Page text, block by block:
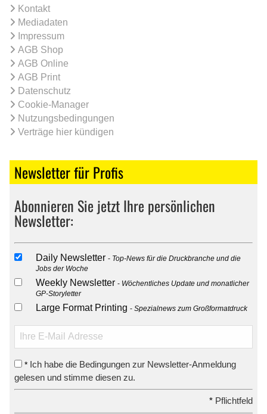
Kontakt
Mediadaten
Impressum
AGB Shop
AGB Online
AGB Print
Datenschutz
Cookie-Manager
Nutzungsbedingungen
Verträge hier kündigen
Newsletter für Profis
Abonnieren Sie jetzt Ihre persönlichen
Newsletter:
Daily Newsletter
Top-News für die Druckbranche und die
Jobs der Woche
Weekly Newsletter
Wöchentliches Update und monatlicher
GP-Storyletter
Large Format Printing Spezialnews zum Großformatdruck
* Ich habe die Bedingungen zur Newsletter-Anmeldung
gelesen und stimme diesen zu.
* Pflichtfeld